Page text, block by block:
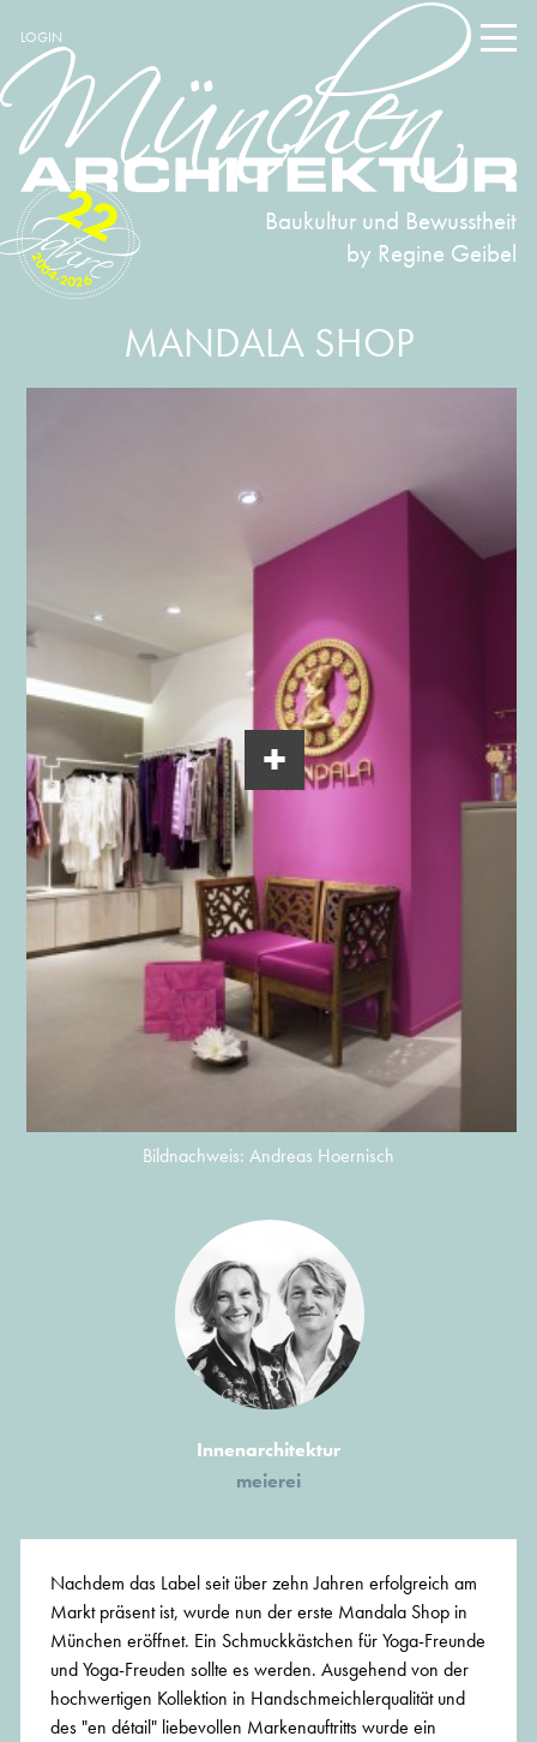
LOGIN
Baukultur und Bewusstheit
by Regine Geibel
2004-2026
22
MANDALA SHOP
Bildnachweis: Andreas Hoernisch
Innenarchitektur
meierei
Nachdem das Label seit über zehn Jahren erfolgreich am
Markt präsent ist, wurde nun der erste Mandala Shop in
München eröffnet. Ein Schmuckkästchen für Yoga-Freunde
und Yoga-Freuden sollte es werden. Ausgehend von der
hochwertigen Kollektion in Handschmeichlerqualität und
des "en détail" liebevollen Markenauftritts wurde ein